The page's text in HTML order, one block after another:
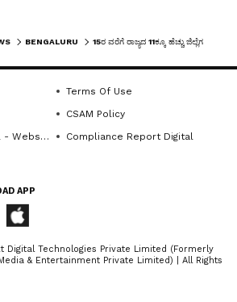
ಮತ್ತು ದಕ್ಷಿಣ ಒಳನಾಡಿನಲ್ಲಿ
ಒಳನಾಡು, ಕರಾವಳಿ ಹಾಗೂ
ನದಿಗಳು, ಹಳ್ಳ-ಕೊಳ್ಳಗಳು ತುಂಬುವ
BENGALURU
Terms Of Use
CSAM Policy
Website
Compliance Report Digital
APP
Digital Technologies Private Limited (Formerly
& Entertainment Private Limited) | All Rights